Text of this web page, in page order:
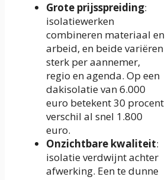
Grote prijsspreiding:
isolatiewerken
combineren materiaal en
arbeid, en beide variëren
sterk per aannemer,
regio en agenda. Op een
dakisolatie van 6.000
euro betekent 30 procent
verschil al snel 1.800
euro.
Onzichtbare kwaliteit:
isolatie verdwijnt achter
afwerking. Een te dunne